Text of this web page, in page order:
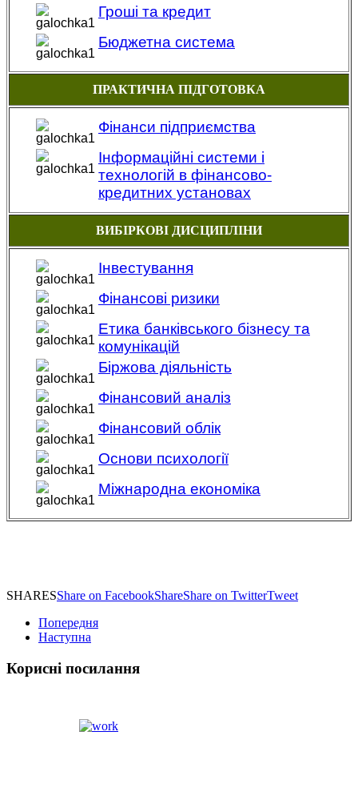
Гроші та кредит
Бюджетна система
ПРАКТИЧНА ПІДГОТОВКА
Фінанси підприємства
Інформаційні системи і
технологій в фінансово-
кредитних установах
ВИБІРКОВІ ДИСЦИПЛІНИ
Інвестування
Фінансові ризики
Етика банківського бізнесу та
комунікацій
Біржова діяльність
Фінансовий аналіз
Фінансовий облік
Основи психології
Міжнародна економіка
SHARESShare on FacebookShareShare on TwitterTweet
Попередня
Наступна
Корисні посилання